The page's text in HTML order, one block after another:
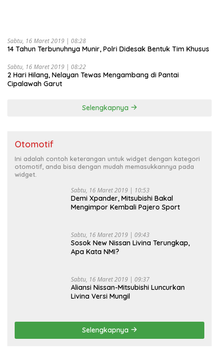
Sabtu, 16 Maret 2019 | 08:28
14 Tahun Terbunuhnya Munir, Polri Didesak Bentuk Tim Khusus
Sabtu, 16 Maret 2019 | 08:22
2 Hari Hilang, Nelayan Tewas Mengambang di Pantai
Cipalawah Garut
Selengkapnya
Otomotif
Ini adalah contoh keterangan untuk widget dengan kategori
otomotif, anda bisa dengan mudah memasukkannya pada
widget.
Sabtu, 16 Maret 2019 | 10:53
Demi Xpander, Mitsubishi Bakal
Mengimpor Kembali Pajero Sport
Sabtu, 16 Maret 2019 | 09:43
Sosok New Nissan Livina Terungkap,
Apa Kata NMI?
Sabtu, 16 Maret 2019 | 09:37
Aliansi Nissan-Mitsubishi Luncurkan
Livina Versi Mungil
Selengkapnya